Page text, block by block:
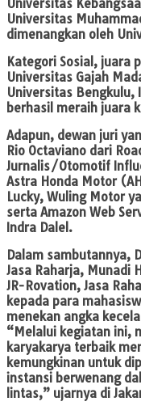
Universitas
Universitas
dimenangkan oleh
Kategori Sosial, juara
Universitas Gajah
Universitas
berhasil meraih juara
Adapun, dewan juri
Rio Octaviano dari
Jurnalis/Otomotif
Astra Honda Motor
Lucky, Wuling Motor
serta Amazon Web
Indra Dalel.
Dalam sambutannya,
Jasa Raharja, Munadi
JR-Rovation, Jasa
kepada para
menekan angka
“Melalui kegiatan ini,
karyakarya terbaik
kemungkinan untuk
instansi berwenang
lintas,” ujarnya di